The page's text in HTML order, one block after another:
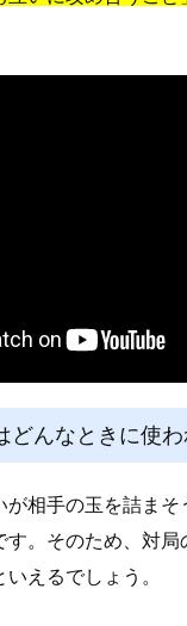
どんなときに使
が相手の玉を詰まそ
す。そのため、対局
えるでしょう。